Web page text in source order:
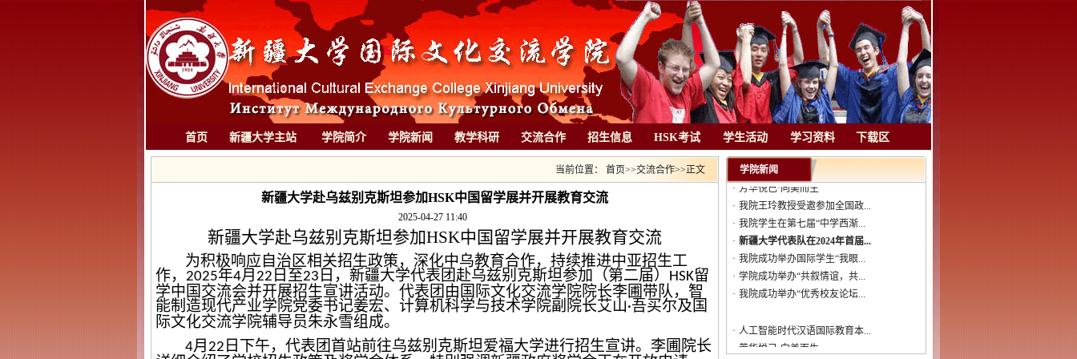
首页 新疆大学主站 学院简介 学院新闻 教学科研 交流合作 招生信息 HSK考试 学生活动 学习资料 下载区
当前位置： 首页>>交流合作>>正文
新疆大学赴乌兹别克斯坦参加HSK中国留学展并开展教育交流
2025-04-27 11:40
新疆大学赴乌兹别克斯坦参加HSK中国留学展并开展教育交流
为积极响应自治区相关招生政策， 深化中乌教育合作， 持续推进中亚招生工
作， 2025年4月 22 日至23 日，新疆大学代表团赴乌兹别克斯坦参加（第二届） HSK留
学中国交流会并开展招生宣讲活动。代表团由国际文化交流学院院长李圃带队，智
能制造现代产业学院党委书记姜宏、计算机科学与技术学院副院长艾山·吾买尔及国
际文化交流学院辅导员朱永雪组成。
4月 22 日下午，代表团首站前往乌兹别克斯坦爱福大学进行招生宣讲。李圃院长
学院新闻
· 人工智能时代汉语国际教育本...
· 芳华悦己·向美而生
我院王玲教授受邀参加全国政...
· 我院学生在第七届“中学西渐...
· 新疆大学代表队在2024年首届...
· 我院成功举办国际学生“我眼...
· 学院成功举办“共叙情谊，共...
· 我院成功举办“优秀校友论坛...
· 人工智能时代汉语国际教育本...
·
我院王玲教授受邀参加全国政...
我院学生在第七届“中学西渐...